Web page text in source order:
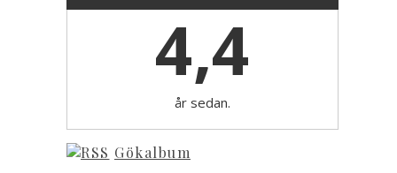
4,4
år sedan.
Gökalbum